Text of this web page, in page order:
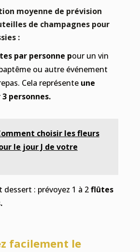
moyenne de prévision
de champagnes pour
:
par personne pour un vin
ou autre événement
Cela représente une
personnes.
choisir les fleurs
le jour J de votre
dessert : prévoyez 1 à 2flûtes
facilement le